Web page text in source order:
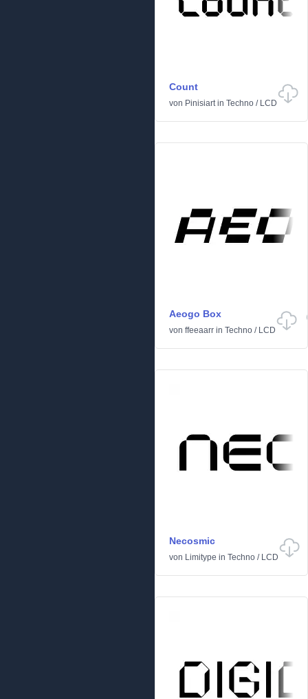
Count
von Pinisiartin Techno / LCD
Aeogo Box
von ffeeaarr in Techno / LCD
Necosmic
von Limitype in Techno / LCD